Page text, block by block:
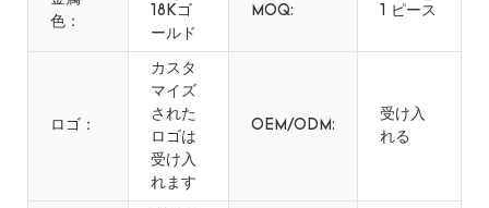
色：
18Kゴ
ールド
MOQ: 1 ピース
ロゴ：
カスタ
マイズ
された
ロゴは
受け入
れます
OEM/ODM:
受け入
れる